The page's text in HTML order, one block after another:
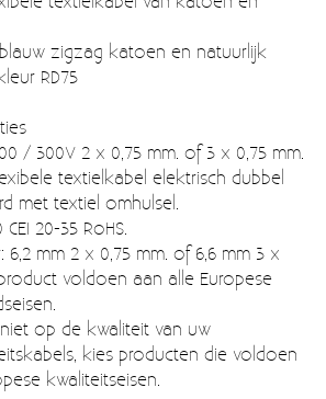
zigzag katoen en natuurlijk
RD75
/ 300V 2 x 0,75 mm. of 3 x 0,75 mm.
textielkabel elektrisch dubbel
met textiel omhulsel.
CEI 20-35 RoHS.
6,2 mm 2 x 0,75 mm. of 6,6 mm 3 x
voldoen aan alle Europese
op de kwaliteit van uw
kies producten die voldoen
kwaliteitseisen.